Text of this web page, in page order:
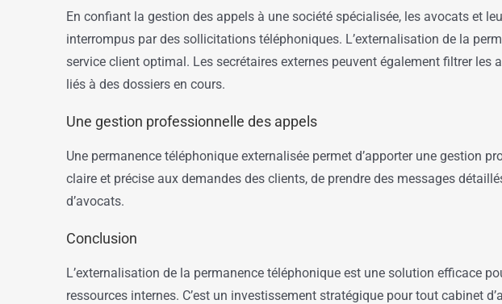
En confiant la gestion des appels à une société spécialisée, les avocats et
interrompus par des sollicitations téléphoniques. L’externalisation de la
service client optimal. Les secrétaires externes peuvent également filtrer
liés à des dossiers en cours.
Une gestion professionnelle des appels
Une permanence téléphonique externalisée permet d’apporter une gestion
claire et précise aux demandes des clients, de prendre des messages
d’avocats.
Conclusion
L’externalisation de la permanence téléphonique est une solution efficace
ressources internes. C’est un investissement stratégique pour tout cabinet